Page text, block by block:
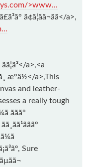
>www...
ã¢ã¦ãã¬ãã</a>,
ãã¦ã³</a>,<a
æ°ä½</a>,This
and leather-
a really tough
Sure